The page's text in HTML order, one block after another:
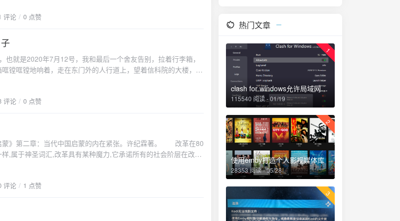
哈哈，大概是缺乏音乐细胞并且想象力不足吧。
评论 0 点赞
就是2020年7月12号，我和最后一个舍友告别，拉着行李箱，
哐镗地响着，走在东门外的人行道上，望着信科院的大楼，我
校，却也是最后一次了。回到阔别已久的校园，见到可爱的舍友
开了。但我实在是不愿意走，一直和舍友待到了周日。那天早上
我和“胖儿子”两个人。磨蹭到下午三四点，我们两都知道，不得
要回去上班。在学校的一周里，我总是想着哪天晚上静静地在学
情，也便和往常一样待在宿舍，有记忆的是周六晚上，对面的宿
期，我只在学校待了一周。 我没有总结过我的大学生活，但我
的稻田，稻田远处的树林，树梢上即将隐去的太阳，我知道我以
评论 0 点赞
蒙》第二章：当代中国启蒙的内在紧张。许纪霖著。 改革在80
,属于神圣词汇,改革具有某种魔力,它承诺所有的社会阶层在改革
游戏。大家在改革中,所失去的只是锁链。如果说80年代改革的
年代发生了两场论战,一场是90年代初的激进与保守的论争,另
与新左派的论战。前一场论争同样发生在启蒙阵营内部,其核心
评论 1 点赞
热门文章
1
clash for windows允许局域网连接，TAP和TUN模式
115540 阅读 - 01/19
2
使用emby打造个人影视媒体库
28353 阅读 - 05/28
3